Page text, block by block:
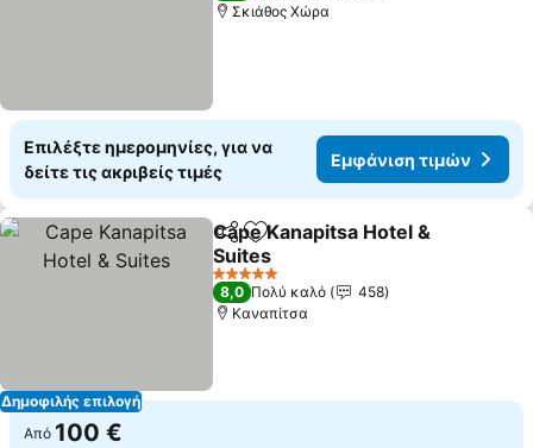
Σκιάθος Χώρα
Επιλέξτε ημερομηνίες, για να
δείτε τις ακριβείς τιμές
Εμφάνιση τιμών
Δημοφιλής επιλογή
Κοινοποίηση
Προσθήκη στα αγαπημένα
Cape Kanapitsa Hotel &
Suites
5 Αστέρια
8,0 Πολύ καλό
458
Καναπίτσα
Από 100 €